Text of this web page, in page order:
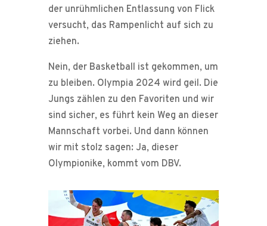
der unrühmlichen Entlassung von Flick
versucht, das Rampenlicht auf sich zu
ziehen.
Nein, der Basketball ist gekommen, um
zu bleiben. Olympia 2024 wird geil. Die
Jungs zählen zu den Favoriten und wir
sind sicher, es führt kein Weg an dieser
Mannschaft vorbei. Und dann können
wir mit stolz sagen: Ja, dieser
Olympionike, kommt vom DBV.